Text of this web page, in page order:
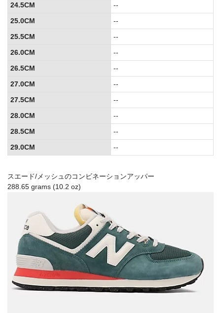
スエード/メッシュのコンビネーションアッパー
288.65 grams (10.2 oz)
24.5CM
--
25.0CM
--
25.5CM
--
26.0CM
--
26.5CM
--
27.0CM
--
27.5CM
--
28.0CM
--
28.5CM
--
29.0CM
--